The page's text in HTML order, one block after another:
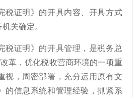
税证明》的开具内容、开具方式
关确定。
税证明》的开具管理，是税务总
革，优化税收营商环境的一项重
视，周密部署，充分运用原有文
的信息系统和管理经验，抓紧系